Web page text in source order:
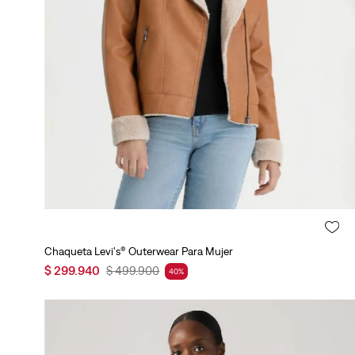
Agregar al carrito
Chaqueta Levi's® Outerwear Para Mujer
$299.940 $499.900 40%